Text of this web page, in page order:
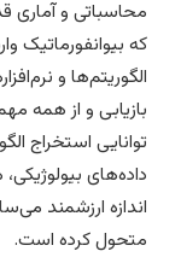
و آماری
بیوانفورماتیک وارد
و
و از همه مهم‌تر،
استخراج
بیولوژیکی،
ارزشمند می‌سازد.
کرده است.